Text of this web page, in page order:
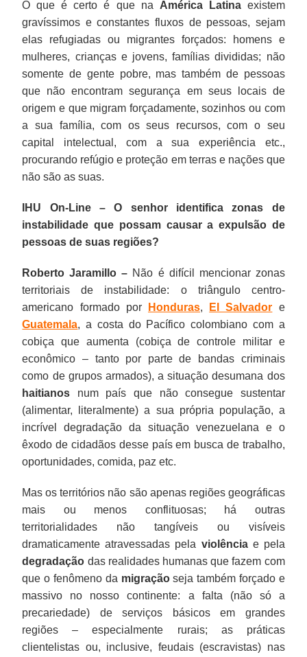
O que é certo é que na América Latinaexistem
gravíssimos e constantes fluxos de pessoas, sejam
elas refugiadas ou migrantes forçados: homens e
mulheres, crianças e jovens, famílias divididas; não
somente de gente pobre, mas também de pessoas
que não encontram segurança em seus locais de
origem e que migram forçadamente, sozinhos ou com
a sua família, com os seus recursos, com o seu
capital intelectual, com a sua experiência etc.,
procurando refúgio e proteção em terras e nações que
não são as suas.
IHU On-Line – O senhor identifica zonas de
instabilidade que possam causar a expulsão de
pessoas de suas regiões?
Roberto Jaramillo – Não é difícil mencionar zonas
territoriais de instabilidade: o triângulo centro-
americano formado por
Honduras, El Salvador e
Guatemala, a costa do Pacífico colombiano com a
cobiça que aumenta (cobiça de controle militar e
econômico – tanto por parte de bandas criminais
como de grupos armados), a situação desumana dos
haitianos num país que não consegue sustentar
(alimentar, literalmente) a sua própria população, a
incrível degradação da situação venezuelana e o
êxodo de cidadãos desse país em busca de trabalho,
oportunidades, comida, paz etc.
Mas os territórios não são apenas regiões geográficas
mais ou menos conflituosas; há outras
territorialidades não tangíveis ou visíveis
dramaticamente atravessadas pela violênciae pela
degradação das realidades humanas que fazem com
que o fenômeno da migraçãoseja também forçado e
massivo no nosso continente: a falta (não só a
precariedade) de serviços básicos em grandes
regiões – especialmente rurais; as práticas
clientelistas ou, inclusive, feudais (escravistas) nas